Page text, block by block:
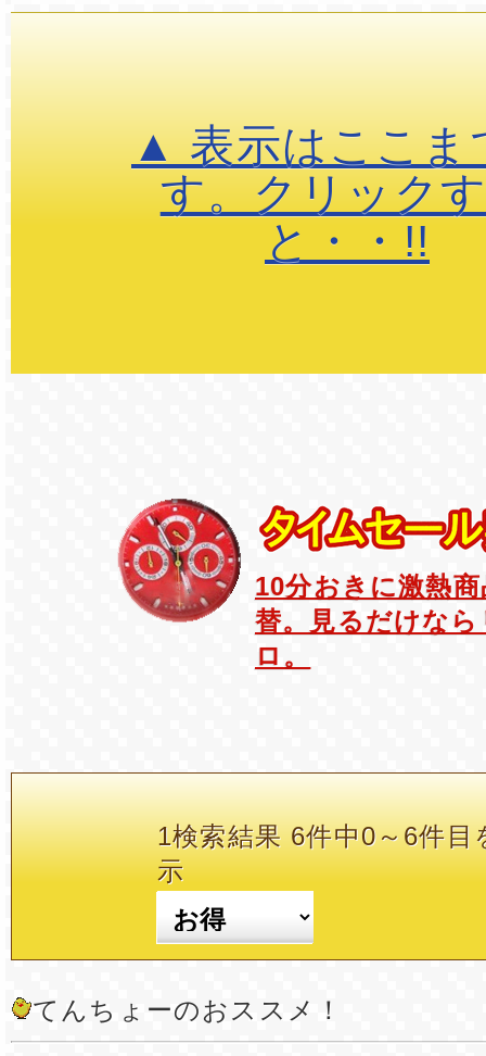
▲ 表示はここま
す。クリック
と・・!!
10分おきに激熱
替。見るだけな
ロ。
1検索結果 6件中0～6件目
示
てんちょーのおススメ！